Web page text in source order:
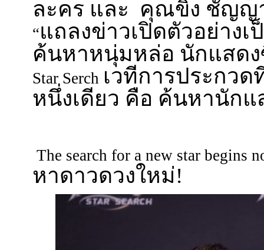
ละคร และ คุณขิง ชัญ
“แถลงข่าวเปิดตัวอย่างเ
ค้นหาหนุ่มหล่อ นักแสด
Star Serch เวทีการประกวด
หนึ่งเดียว คือ ค้นหานักแ
The search for a new star begins
หาดาวดวงใหม่!